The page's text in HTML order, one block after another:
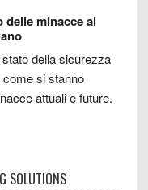
minacce al
della sicurezza
si stanno
attuali e future.
SOLUTIONS